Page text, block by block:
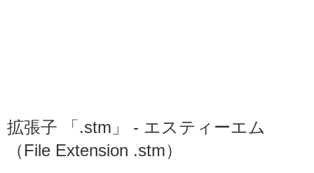
拡張子 「.stm」 - エスティーエム
（File Extension .stm）